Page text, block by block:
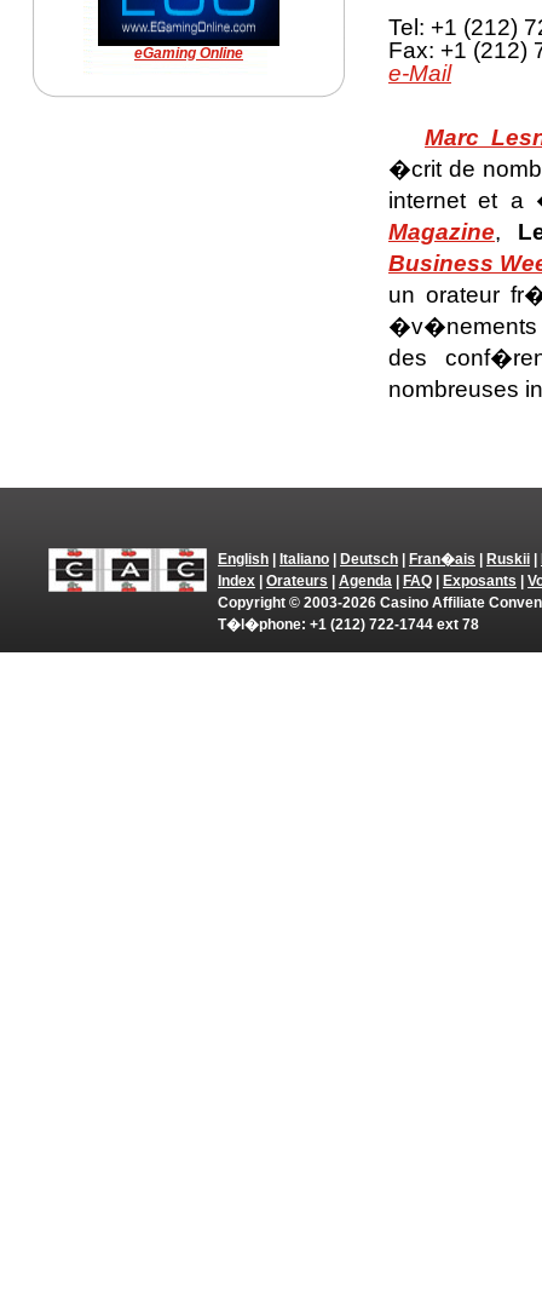
Tel: +1 (212)
Fax: +1 (212)
e-Mail
Marc
�crit de
internet et
Magazine,
Business
un orateur
�v�nements
des
nombreuses
eGaming Online
English Italiano Deutsch Fran�ais Ruskii
Index
Orateurs Agenda FAQ Exposants
Copyright © 2003-2026 Casino Affiliate
T�l�phone: +1 (212) 722-1744 ext 78